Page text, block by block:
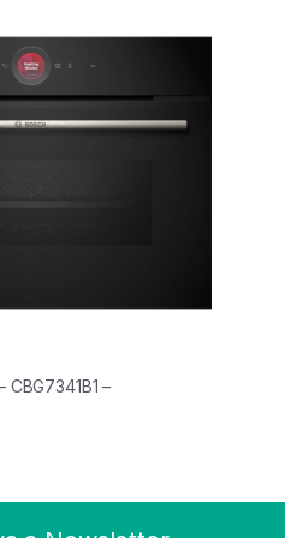
de artigos
CBG7341B1 –